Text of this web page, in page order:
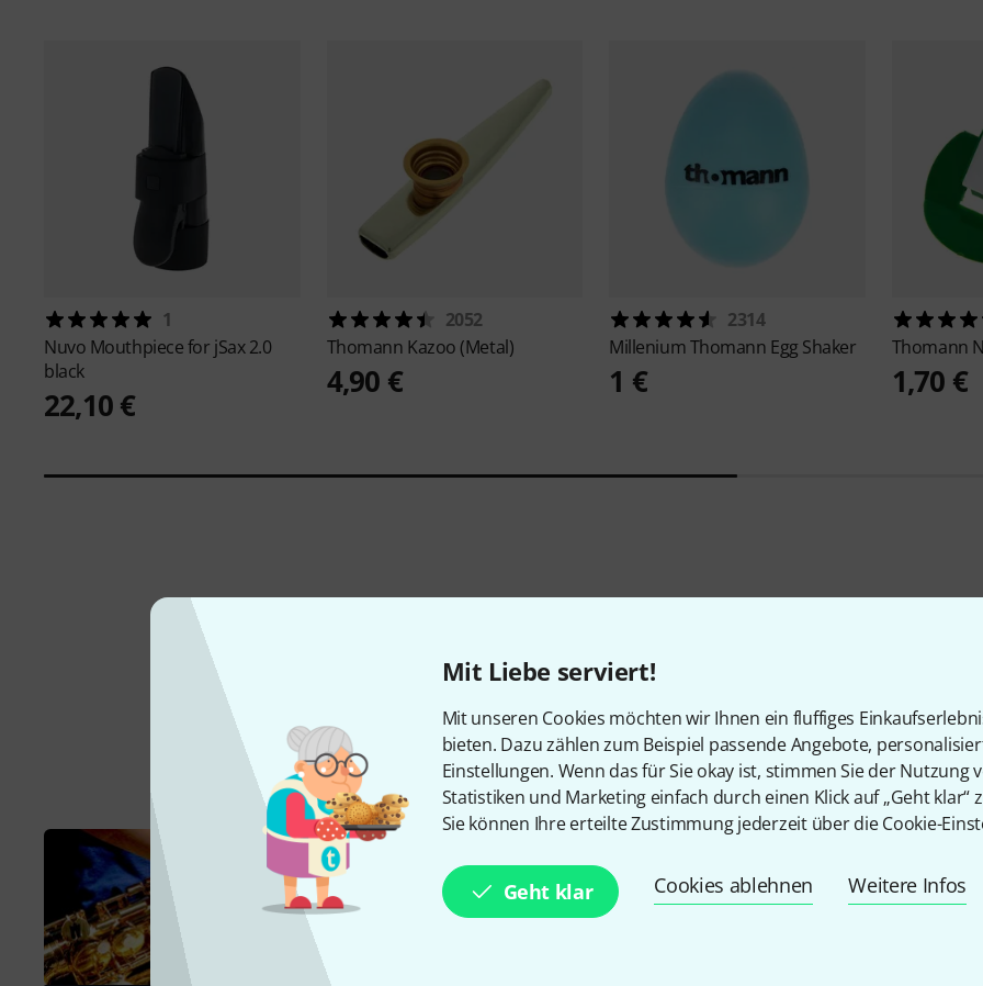
Mit Liebe serviert!
Mit unseren Cookies möchten wir Ihnen ein fluffiges
bieten. Dazu zählen zum Beispiel passende Angebote,
Einstellungen. Wenn das für Sie okay ist, stimmen Sie der Nutzung
Statistiken und Marketing einfach durch einen Klick auf „Geht klar“
Sie können Ihre erteilte Zustimmung jederzeit über die Cookie-
Geht klar Cookies ablehnen Weitere Infos
1
Nuvo Mouthpiece for jSax 2.0
black
22,10 €
2052
Thomann Kazoo (Metal)
4,90 €
2314
MilleniumThomann Egg Shaker
1 €
Thomann
1,70 €
Schon gewusst?
Alle Ratgeber